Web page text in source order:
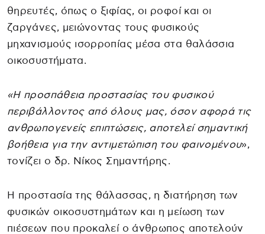
θηρευτές, όπως ο ξιφίας, οι ροφοί και οι
ζαργάνες, μειώνοντας τους φυσικούς
μηχανισμούς ισορροπίας μέσα στα θαλάσσια
οικοσυστήματα.
«Η προσπάθεια προστασίας του φυσικού
περιβάλλοντος από όλους μας, όσον αφορά τις
ανθρωπογενείς επιπτώσεις, αποτελεί σημαντική
βοήθεια για την αντιμετώπιση του φαινομένου»,
τονίζει ο δρ. Νίκος Σημαντήρης.
Η προστασία της θάλασσας, η διατήρηση των
φυσικών οικοσυστημάτων και η μείωση των
πιέσεων που προκαλεί ο άνθρωπος αποτελούν